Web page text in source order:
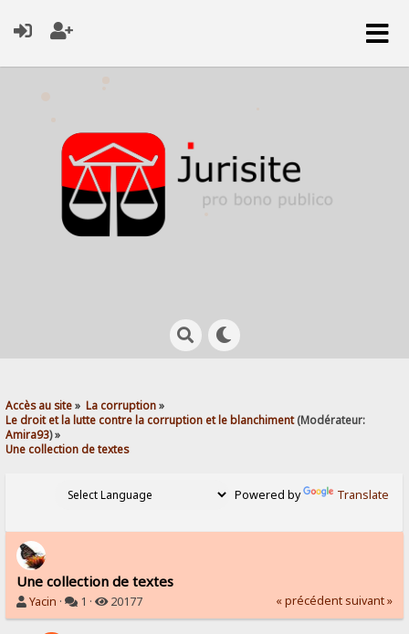
Accès au site» La corruption»
Le droit et la lutte contre la corruption et le blanchiment(Modérateur:
Amira93) »
Une collection de textes
Powered by Translate
Une collection de textes
Yacin · 1 · 20177 « précédent suivant »